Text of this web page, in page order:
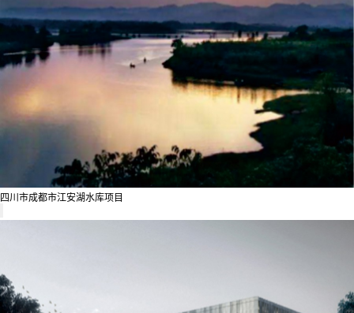
四川市成都市江安湖水库项目